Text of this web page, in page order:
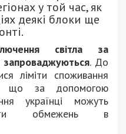
у той час, як
деякі блоки ще
світла за
. До
ліміти споживання
що за допомогою
українці можуть
обмежень в